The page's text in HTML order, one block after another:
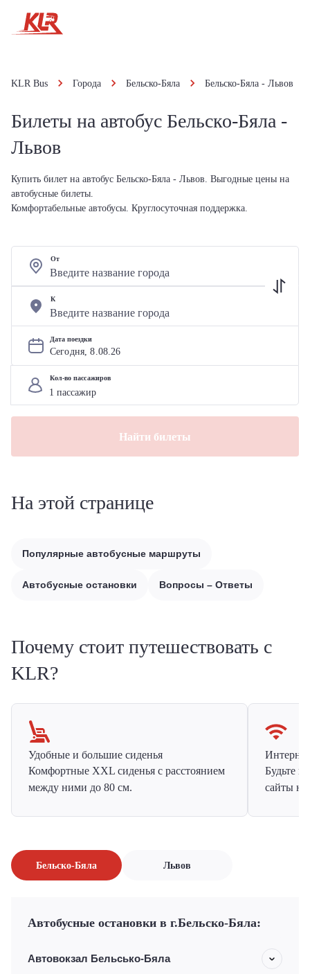
KLR Bus Города Бельско-Бяла Бельско-Бяла - Львов
Билеты на автобус Бельско-Бяла -
Львов
Купить билет на автобус Бельско-Бяла - Львов. Выгодные цены на
автобусные билеты.
Комфортабельные автобусы. Круглосуточная поддержка.
От
К
Дата поездки
Сегодня, 8.08.26
Кол-во пассажиров
Найти билеты
На этой странице
Популярные автобусные маршруты
Автобусные остановки Вопросы – Ответы
Почему стоит путешествовать с
KLR?
Удобные и большие сиденья
Комфортные XXL сиденья с расстоянием
между ними до 80 см.
Будьте
сайты на
Бельско-Бяла Львов
Автобусные остановки в г.Бельско-Бяла:
Автовокзал Бельсько-Бяла